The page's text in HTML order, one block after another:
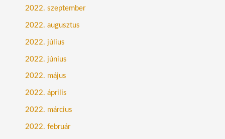
2022. szeptember
2022. augusztus
2022. július
2022. június
2022. május
2022. április
2022. március
2022. február